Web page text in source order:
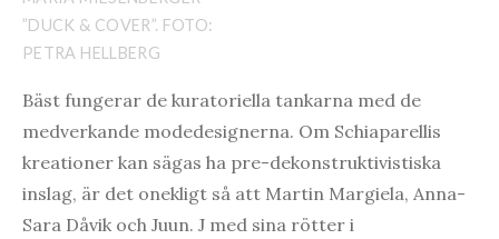
”DUCK & COVER”. FOTO:
PETRA HELLBERG
Bäst fungerar de kuratoriella tankarna med de
medverkande modedesignerna. Om Schiaparellis
kreationer kan sägas ha pre-dekonstruktivistiska
inslag, är det onekligt så att Martin Margiela, Anna-
Sara Dåvik och Juun. J med sina rötter i